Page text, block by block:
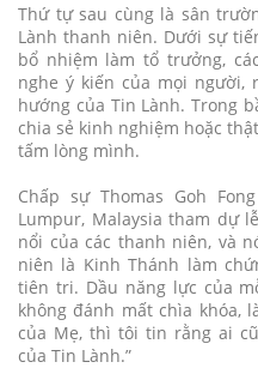
Thứ tự sau cùng là sân
Lành thanh niên. Dưới sự
bổ nhiệm làm tổ trưởng,
nghe ý kiến của mọi người,
hướng của Tin Lành. Trong
chia sẻ kinh nghiệm hoặc
tấm lòng mình.
Chấp sự Thomas Goh
Lumpur, Malaysia tham dự
nổi của các thanh niên, và
niên là Kinh Thánh làm
tiên tri. Dầu năng lực của
không đánh mất chìa khóa,
của Mẹ, thì tôi tin rằng ai
của Tin Lành.”